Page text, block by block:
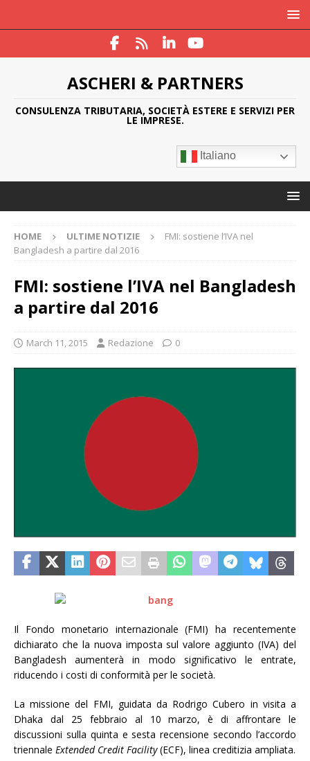
ASCHERI & PARTNERS
CONSULENZA TRIBUTARIA, SOCIETÀ ESTERE E SERVIZI PER
LE IMPRESE.
Italiano
HOME ULTIME NOTIZIE
FMI: sostiene l’IVA nel
Bangladesh a partire dal 2016
FMI: sostiene l’IVA nel Bangladesh
a partire dal 2016
March 11, 2015 Redazione 0
Il Fondo monetario internazionale (FMI) ha recentemente
dichiarato che la nuova imposta sul valore aggiunto (IVA) del
Bangladesh aumenterà in modo significativo le entrate,
riducendo i costi di conformità per le società.
La missione del FMI, guidata da Rodrigo Cubero in visita a
Dhaka dal 25 febbraio al 10 marzo, è di affrontare le
discussioni sulla quinta e sesta recensione secondo l’accordo
triennale Extended Credit Facility(ECF), linea creditizia ampliata.